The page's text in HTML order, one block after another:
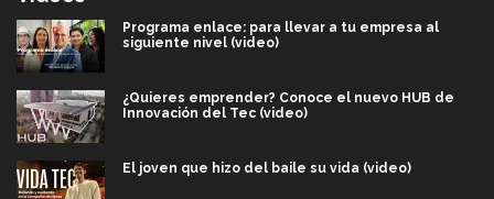
Programa enlace: para llevar a tu empresa al
siguiente nivel (video)
¿Quieres emprender? Conoce el nuevo HUB de
Innovación del Tec (video)
El joven que hizo del baile su vida (video)